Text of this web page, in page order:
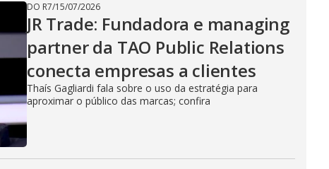
DO R7/15/07/2026
JR Trade: Fundadora e managing
partner da TAO Public Relations
conecta empresas a clientes
Thaís Gagliardi fala sobre o uso da estratégia para
aproximar o público das marcas; confira